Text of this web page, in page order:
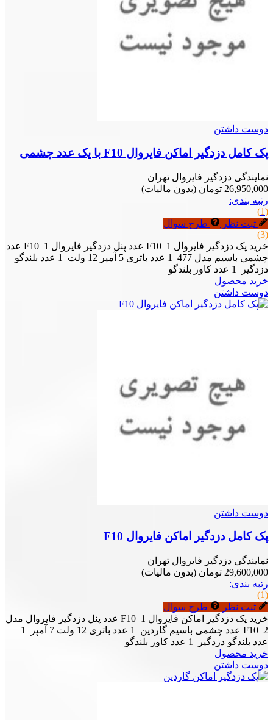
دوست داشتن
پک کامل دزدگیر اماکن فایروال F10 با یک عدد چشمی
نمایندگی دزدگیر فایروال تهران
26,950,000 تومان
(بدون مالیات)
رتبه بندی:
(1)
ثبت نظر
طرح سوال
(3)
خرید پک دزدگیر فایروال F10 1 عدد پنل دزدگیر فایروال F10 1 عدد
چشمی باسیم مدل 477 1 عدد باتری 5 آمپر 12 ولت 1 عدد بلندگو
دزدگیر 1 عدد کاور بلندگو
خرید محصول
دوست داشتن
دوست داشتن
پک کامل دزدگیر اماکن فایروال F10
نمایندگی دزدگیر فایروال تهران
29,600,000 تومان
(بدون مالیات)
رتبه بندی:
(1)
ثبت نظر
طرح سوال
خرید پک دزدگیر اماکن فایروال F10 1 عدد پنل دزدگیر فایروال مدل
F10 2 عدد چشمی باسیم گاردین 1 عدد باتری 12 ولت 7 آمپر 1
عدد بلندگو دزدگیر 1 عدد کاور بلندگو
خرید محصول
دوست داشتن